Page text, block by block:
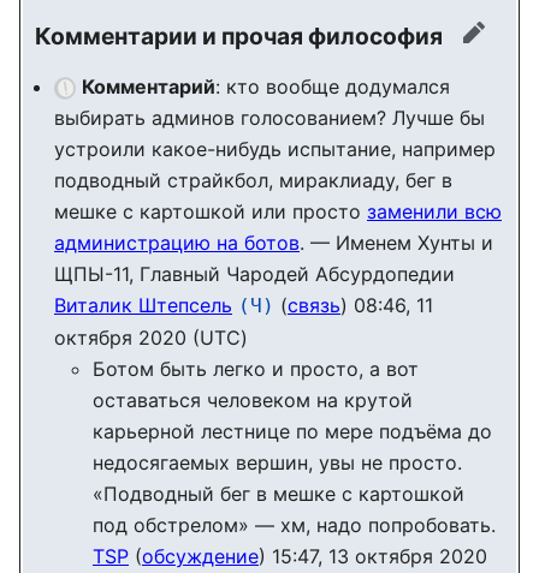
Комментарии и прочая философия
Комментарий: кто вообще додумался
выбирать админов голосованием? Лучше бы
устроили какое-нибудь испытание, например
подводный страйкбол, мираклиаду, бег в
мешке с картошкой или просто заменили всю
администрацию на ботов. — Именем Хунты и
ЩПЫ-11, Главный Чародей Абсурдопедии
Виталик Штепсель (Ч) (связь) 08:46, 11
октября 2020 (UTC)
Ботом быть легко и просто, а вот
оставаться человеком на крутой
карьерной лестнице по мере подъёма до
недосягаемых вершин, увы не просто.
«Подводный бег в мешке с картошкой
под обстрелом» — хм, надо попробовать.
TSP (обсуждение) 15:47, 13 октября 2020